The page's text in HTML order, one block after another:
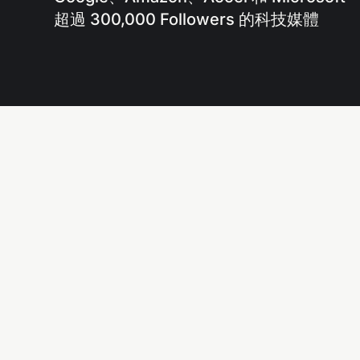
超過 300,000 Followers 的科技媒體